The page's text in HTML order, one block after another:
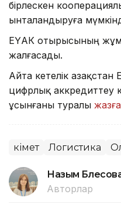
бірлескен
ынталандыруға
ЕҮАК отырысының
жалғасады.
Айта кетелік
цифрлық аккредиттеу
ұсынғаны туралы
Үкімет Логистика
Назым
Авторлар